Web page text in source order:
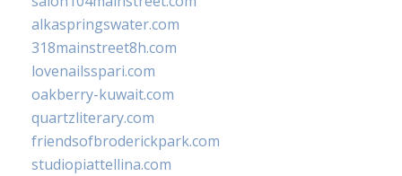
alkaspringswater.com
318mainstreet8h.com
lovenailsspari.com
oakberry-kuwait.com
quartzliterary.com
friendsofbroderickpark.com
studiopiattellina.com